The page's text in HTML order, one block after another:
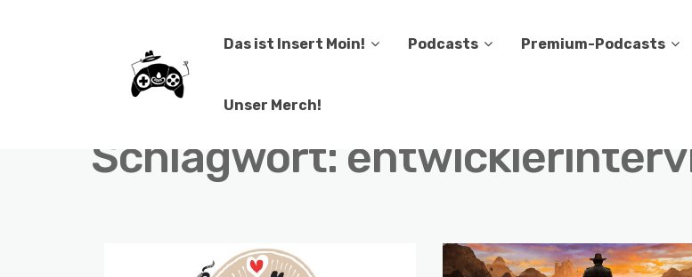
Das ist Insert Moin! Podcasts Premium-Podcasts
Unser Merch!
Schlagwort: